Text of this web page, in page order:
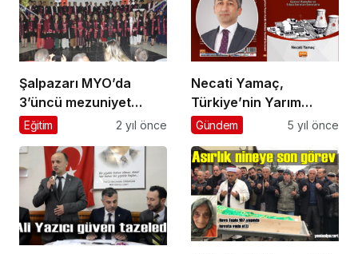
Şalpazarı MYO’da
3’üncü mezuniyet
coşkusu
Eğitim 2 yıl önce
Necati Yamaç,
Türkiye’nin Yarım
Asırlık Nükleer Enerji
Gündem 5 yıl önce